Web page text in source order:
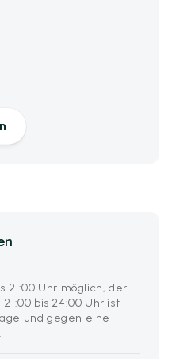
21:00 Uhr möglich, der
bis 24:00 Uhr ist
und gegen eine